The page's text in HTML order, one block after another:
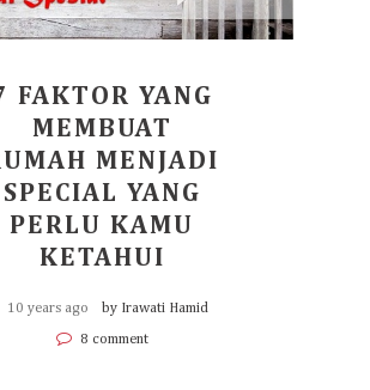
FAKTOR YANG
MEMBUAT
MENJADI
SPECIAL YANG
PERLU KAMU
KETAHUI
10 years ago by Irawati Hamid
8 comment